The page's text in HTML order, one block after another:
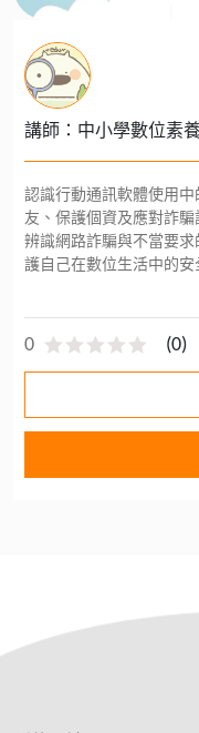
講師：中小學數位素
認識行動通訊軟體使用
友、保護個資及應對詐
辨識網路詐騙與不當要
護自己在數位生活中的安
0 (0)